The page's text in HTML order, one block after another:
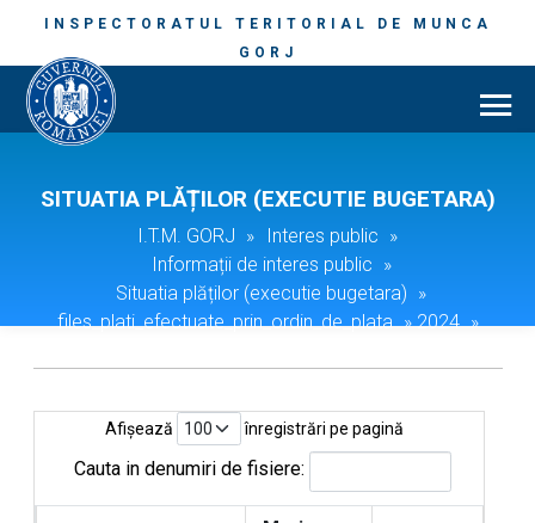
INSPECTORATUL TERITORIAL DE MUNCA
GORJ
SITUATIA PLĂȚILOR (EXECUTIE BUGETARA)
I.T.M. GORJ » Interes public »
Informații de interes public »
Situatia plăților (executie bugetara) »
files_plati_efectuate_prin_ordin_de_plata » 2024 »
Afișează înregistrări pe pagină
Cauta in denumiri de fisiere: